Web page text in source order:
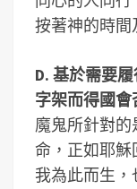
按著神的時間
D. 基於需要
字架而得國
魔鬼所針對
命，正如耶穌
我為此而生，